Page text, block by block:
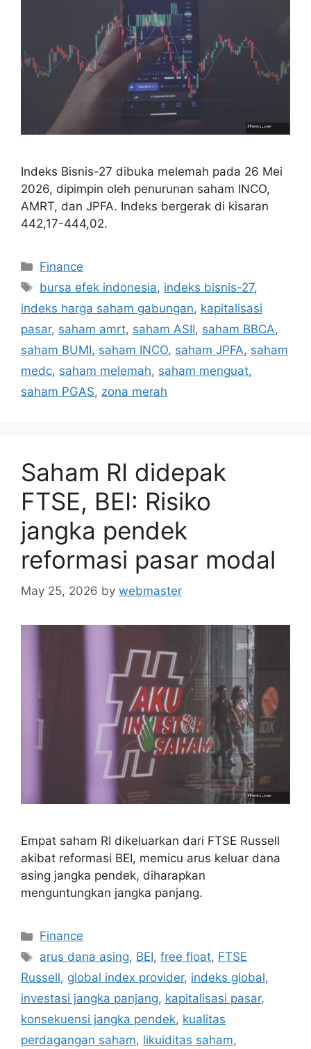
Indeks Bisnis-27 dibuka melemah pada 26 Mei
2026, dipimpin oleh penurunan saham INCO,
AMRT, dan JPFA. Indeks bergerak di kisaran
442,17-444,02.
Categories
Finance
Tags
bursa efek indonesia, indeks bisnis-27,
indeks harga saham gabungan, kapitalisasi
pasar, saham amrt, saham ASII, saham BBCA,
saham BUMI, saham INCO, saham JPFA, saham
medc, saham melemah, saham menguat,
saham PGAS, zona merah
Saham RI didepak
FTSE, BEI: Risiko
jangka pendek
reformasi pasar modal
May 25, 2026 by webmaster
Empat saham RI dikeluarkan dari FTSE Russell
akibat reformasi BEI, memicu arus keluar dana
asing jangka pendek, diharapkan
menguntungkan jangka panjang.
Categories
Finance
Tags
arus dana asing, BEI,free float, FTSE
Russell, global index provider, indeks global,
investasi jangka panjang, kapitalisasi pasar,
konsekuensi jangka pendek, kualitas
perdagangan saham, likuiditas saham,